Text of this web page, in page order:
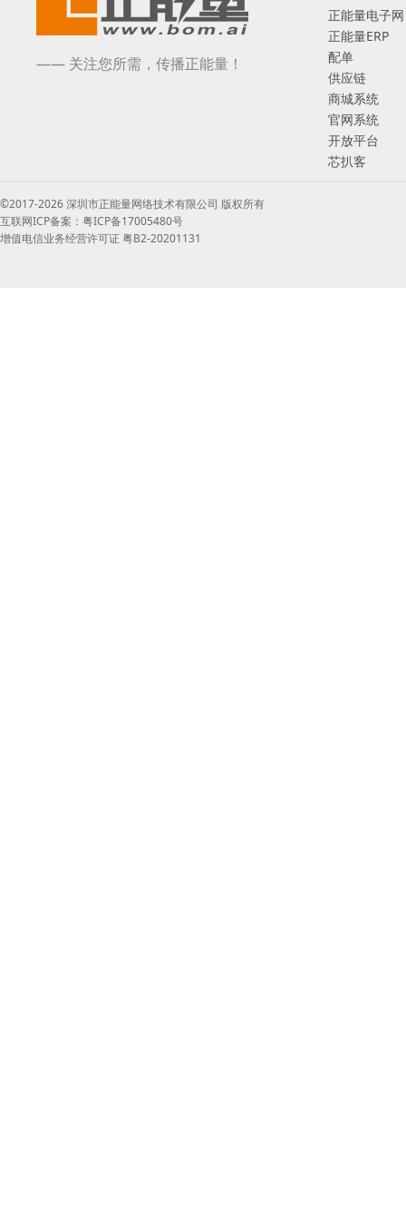
—— 关注您所需，传播正能量！
正能量电子网
正能量ERP
配单
供应链
商城系统
官网系统
开放平台
芯扒客
©2017-2026 深圳市正能量网络技术有限公司 版权所有
互联网ICP备案：粤ICP备17005480号
增值电信业务经营许可证 粤B2-20201131